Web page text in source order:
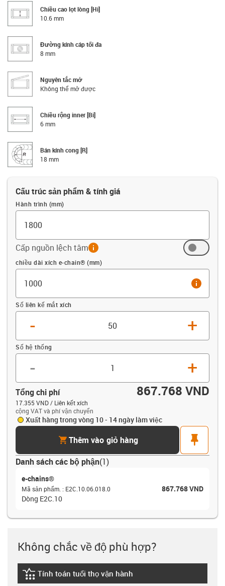
Chiều cao lọt lòng [Hi]
10.6 mm
Đường kính cáp tối đa
8 mm
Nguyên tắc mở
Không thể mở được
Chiều rộng inner [Bi]
6 mm
Bán kính cong [R]
18 mm
Cấu trúc sản phẩm & tính giá
Hành trình (mm)
Cấp nguồn lệch tâminfo
Offset (mm)
chiều dài xích e-chain® (mm)
info
Số liên kế mắt xích
- +
Số hệ thống
- +
Tổng chi phí 867.768 VND
17.355 VND / Liên kết xích
cộng VAT và phí vận chuyển
Xuất hàng trong vòng 10 - 14 ngày làm việc
cartThêm vào giỏ hàng
pin
Danh sách các bộ phận(1)
e-chains®
Mã sản phẩm. : E2C.10.06.018.0
867.768 VND
Dòng E2C.10
Không chắc về độ phù hợp?
igus-icon-lebensdauerrechner
Tính toán tuổi thọ vận hành